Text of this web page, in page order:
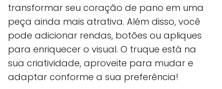
transformar seu coração de pano em uma
peça ainda mais atrativa. Além disso, você
pode adicionar rendas, botões ou apliques
para enriquecer o visual. O truque está na
sua criatividade, aproveite para mudar e
adaptar conforme a sua preferência!